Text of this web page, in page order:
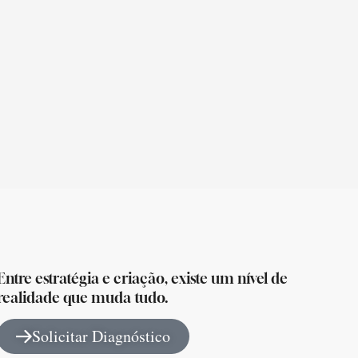
estratégia e criação, existe um nível de
que muda tudo.
Solicitar Diagnóstico